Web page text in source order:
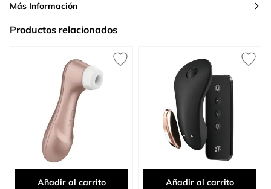
Más Información
Productos relacionados
Añadir al carrito Añadir al carrito